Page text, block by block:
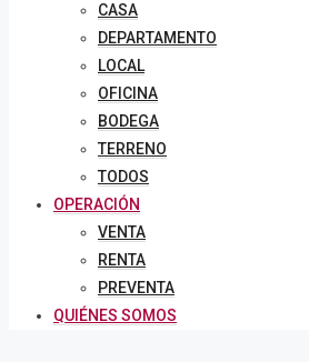
CASA
DEPARTAMENTO
LOCAL
OFICINA
BODEGA
TERRENO
TODOS
OPERACIÓN
VENTA
RENTA
PREVENTA
QUIÉNES SOMOS